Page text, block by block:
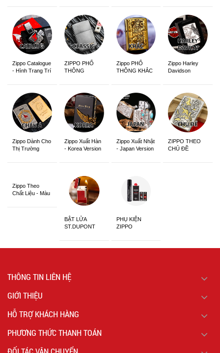
Zippo Catalogue
- Hình Trang Trí
ZIPPO PHỔ
THÔNG
Zippo PHỔ
THÔNG KHẮC
Zippo Harley
Davidson
Zippo Dành Cho
Thị Trường
Zippo Xuất Hàn
- Korea Version
Zippo Xuất Nhật
- Japan Version
ZIPPO THEO
CHỦ ĐỀ
Zippo Theo
Chất Liệu - Màu
BẬT LỬA
ST.DUPONT
PHỤ KIỆN
ZIPPO
THÔNG TIN LIÊN HỆ
GIỚI THIỆU
HỖ TRỢ KHÁCH HÀNG
PHƯƠNG THỨC THANH TOÁN